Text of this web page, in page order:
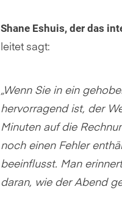
Shane Eshuis, der das
leitet sagt:
„Wenn Sie in ein
hervorragend ist, der
Minuten auf die
noch einen Fehler
beeinflusst. Man
daran, wie der Abend